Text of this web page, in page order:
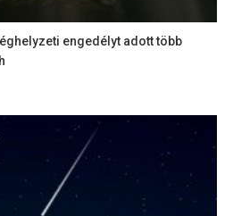
engedélyt adott több